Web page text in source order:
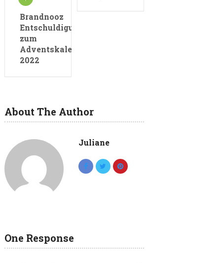
Brandnooz
Entschuldigungsbox
zum
Adventskalender
2022
About The Author
Juliane
One Response